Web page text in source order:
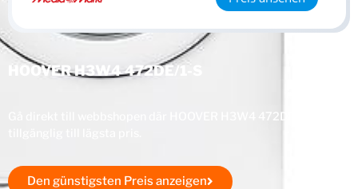
HOOVER H3W4 472DE/1-S
Gå direkt till webbshopen där HOOVER H3W4 472DE/1-S finns
Den günstigsten Preis anzeigen